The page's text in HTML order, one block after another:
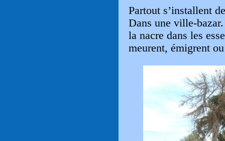
Partout s’installent
Dans une ville-
la nacre dans les
meurent, émigrent